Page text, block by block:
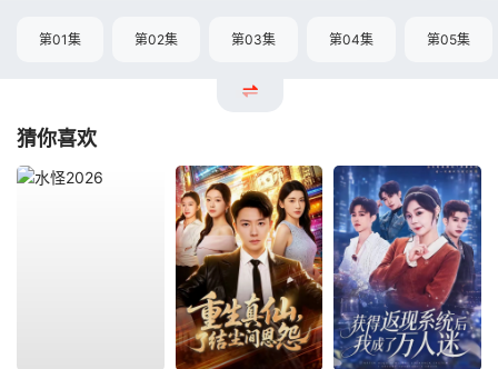
第01集 第02集 第03集 第04集 第05集
猜你喜欢